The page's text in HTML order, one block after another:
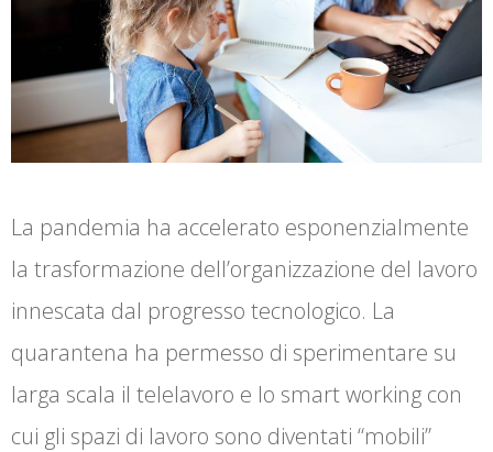
La pandemia ha accelerato esponenzialmente
la trasformazione dell’organizzazione del lavoro
innescata dal progresso tecnologico. La
quarantena ha permesso di sperimentare su
larga scala il telelavoro e lo smart working con
cui gli spazi di lavoro sono diventati “mobili”